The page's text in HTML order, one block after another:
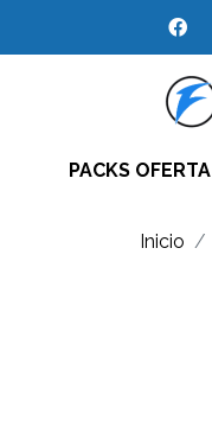
PACKS OFERTA
Inicio